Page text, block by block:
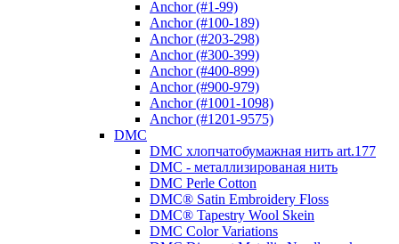
Anchor (#1-99)
Anchor (#100-189)
Anchor (#203-298)
Anchor (#300-399)
Anchor (#400-899)
Anchor (#900-979)
Anchor (#1001-1098)
Anchor (#1201-9575)
DMC
DMC хлопчатобумажная нить art.177
DMC - металлизированая нить
DMC Perle Cotton
DMC® Satin Embroidery Floss
DMC® Tapestry Wool Skein
DMC Color Variations